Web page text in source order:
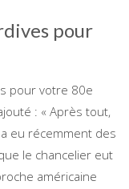
pour
pour votre 80e
: « Après tout,
eu récemment des
le chancelier eut
américaine